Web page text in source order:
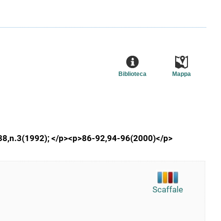
Mappa
Biblioteca
</p><p>86-92,94-96(2000)</p>
Scaffale